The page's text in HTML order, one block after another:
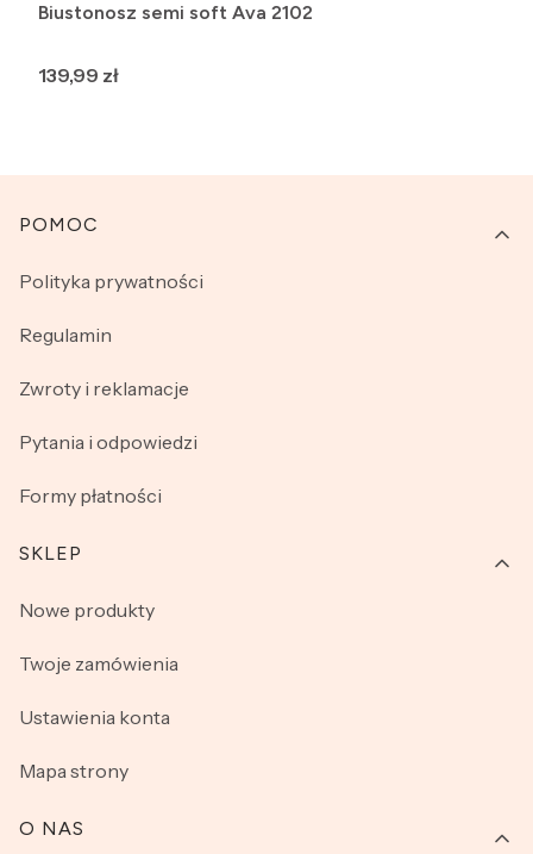
Biustonosz semi soft Ava 2102
Cena
139,99 zł
Linki w stopce
POMOC
Polityka prywatności
Regulamin
Zwroty i reklamacje
Pytania i odpowiedzi
Formy płatności
SKLEP
Nowe produkty
Twoje zamówienia
Ustawienia konta
Mapa strony
O NAS